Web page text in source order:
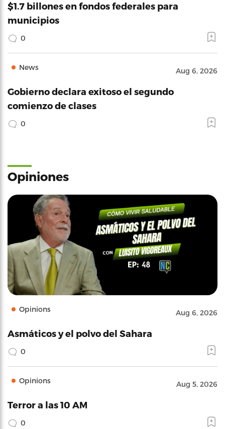
$1.7 billones en fondos federales para
municipios
0
News Aug 6, 2026
Gobierno declara exitoso el segundo
comienzo de clases
0
Opiniones
Opinions Aug 6, 2026
Asmáticos y el polvo del Sahara
0
Opinions Aug 5, 2026
Terror a las 10 AM
0